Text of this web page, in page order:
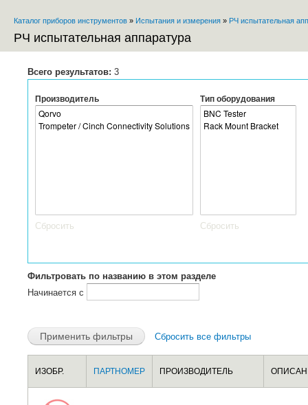
Вы здесь
Каталог приборов инструментов » Испытания и измерения » РЧ испытательная
РЧ испытательная аппаратура
Всего результатов: 3
Производитель
Сбросить
Тип оборудования
Сбросить
Фильтровать по названию в этом разделе
Начинается с
Сбросить все фильтры
ИЗОБР. ПАРТНОМЕР ПРОИЗВОДИТЕЛЬ